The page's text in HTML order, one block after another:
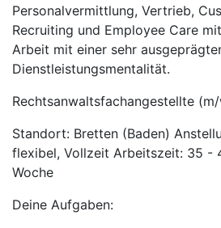
Personalvermittlung, Vertrieb,
Recruiting und Employee Care
Arbeit mit einer sehr
Dienstleistungsmentalität.
Rechtsanwaltsfachangestellte
Standort: Bretten (Baden)
flexibel, Vollzeit Arbeitszeit: 35 -
Woche
Deine Aufgaben: